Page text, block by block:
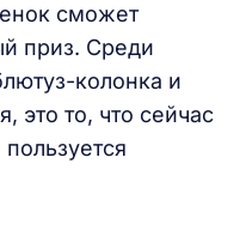
сможет
приз. Среди
колонка и
это то, что сейчас